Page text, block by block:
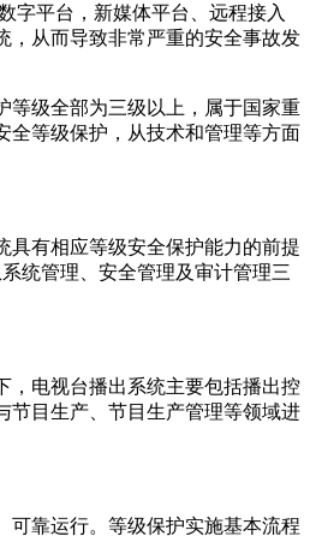
字平台，新媒体平台、远程接入
，从而导致非常严重的安全事故发
级全部为三级以上，属于国家重
全等级保护，从技术和管理等方面
有相应等级安全保护能力的前提
统管理、安全管理及审计管理三
电视台播出系统主要包括播出控
节目生产、节目生产管理等领域进
靠运行。等级保护实施基本流程